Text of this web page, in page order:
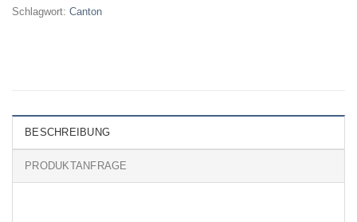
Schlagwort: Canton
BESCHREIBUNG
PRODUKTANFRAGE